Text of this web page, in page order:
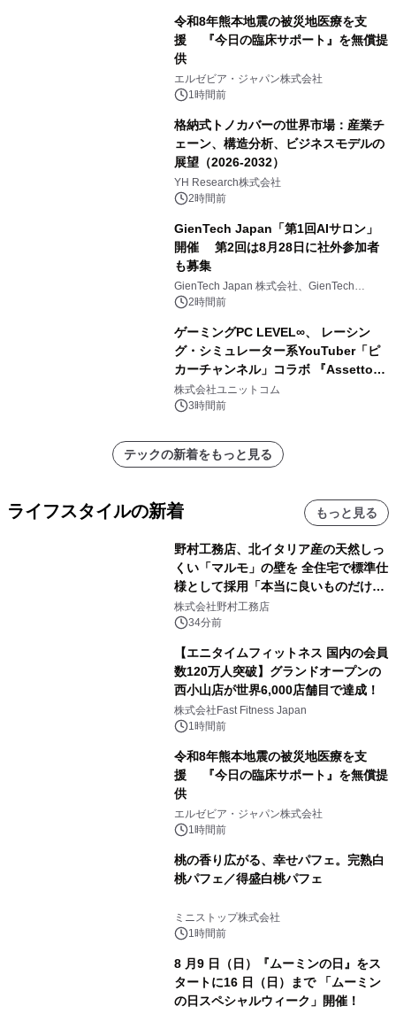
令和8年熊本地震の被災地医療を支
援 『今日の臨床サポート』を無償提
供
エルゼビア・ジャパン株式会社
1時間前
格納式トノカバーの世界市場：産業チ
ェーン、構造分析、ビジネスモデルの
展望（2026-2032）
YH Research株式会社
2時間前
GienTech Japan「第1回AIサロン」
開催 第2回は8月28日に社外参加者
も募集
GienTech Japan 株式会社、GienTech
Consulting Japan 株式会社
2時間前
ゲーミングPC LEVEL∞、 レーシン
グ・シミュレーター系YouTuber「ピ
カーチャンネル」コラボ 『Assetto
Corsa EVO』推奨パソコン販売中
株式会社ユニットコム
3時間前
テックの新着をもっと見る
ライフスタイルの新着 もっと見る
野村工務店、北イタリア産の天然しっ
くい「マルモ」の壁を 全住宅で標準仕
様として採用「本当に良いものだけに
こだわる」
株式会社野村工務店
34分前
【エニタイムフィットネス 国内の会員
数120万人突破】グランドオープンの
西小山店が世界6,000店舗目で達成！
株式会社Fast Fitness Japan
1時間前
令和8年熊本地震の被災地医療を支
援 『今日の臨床サポート』を無償提
供
エルゼビア・ジャパン株式会社
1時間前
桃の香り広がる、幸せパフェ。完熟白
桃パフェ／得盛白桃パフェ
ミニストップ株式会社
1時間前
8 月9 日（日）『ムーミンの日』をス
タートに16 日（日）まで 「ムーミン
の日スペシャルウィーク」開催！